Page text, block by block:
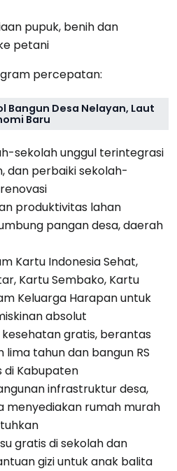
pupuk, benih dan
petani
percepatan:
Bangun Desa Nelayan, Laut
Baru
sekolah unggul terintegrasi
dan perbaiki sekolah-
produktivitas lahan
pangan desa, daerah
Kartu Indonesia Sehat,
Kartu Sembako, Kartu
Keluarga Harapan untuk
absolut
gratis, berantas
lima tahun dan bangun RS
di Kabupaten
infrastruktur desa,
menyediakan rumah murah
gratis di sekolah dan
gizi untuk anak balita